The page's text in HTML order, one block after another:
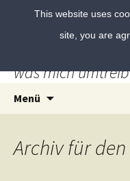
was mich
Menü
Archiv für
This website uses
site, you are